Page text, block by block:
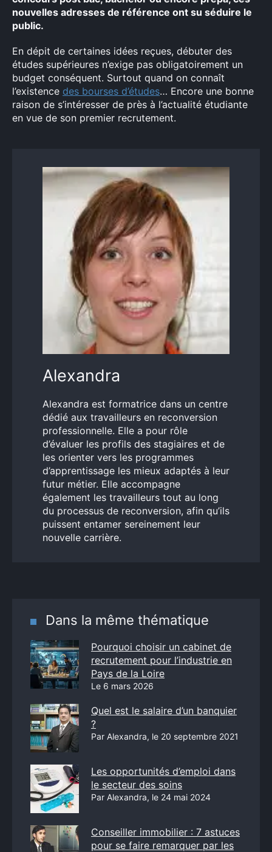
nouvelles adresses de référence ont su séduire le
public.
En dépit de certaines idées reçues, débuter des
études supérieures n’exige pas obligatoirement un
budget conséquent. Surtout quand on connaît
l’existence des bourses d’études… Encore une bonne
raison de s’intéresser de près à l’actualité étudiante
en vue de son premier recrutement.
Alexandra
Alexandra est formatrice dans un centre
dédié aux travailleurs en reconversion
professionnelle. Elle a pour rôle
d’évaluer les profils des stagiaires et de
les orienter vers les programmes
d’apprentissage les mieux adaptés à leur
futur métier. Elle accompagne
également les travailleurs tout au long
du processus de reconversion, afin qu’ils
puissent entamer sereinement leur
nouvelle carrière.
Dans la même thématique
Pourquoi choisir un cabinet de
recrutement pour l’industrie en
Pays de la Loire
Le 6 mars 2026
Quel est le salaire d’un banquier
?
Par Alexandra, le 20 septembre 2021
Les opportunités d’emploi dans
le secteur des soins
Par Alexandra, le 24 mai 2024
Conseiller immobilier : 7 astuces
pour se faire remarquer par les
×
Rechercher